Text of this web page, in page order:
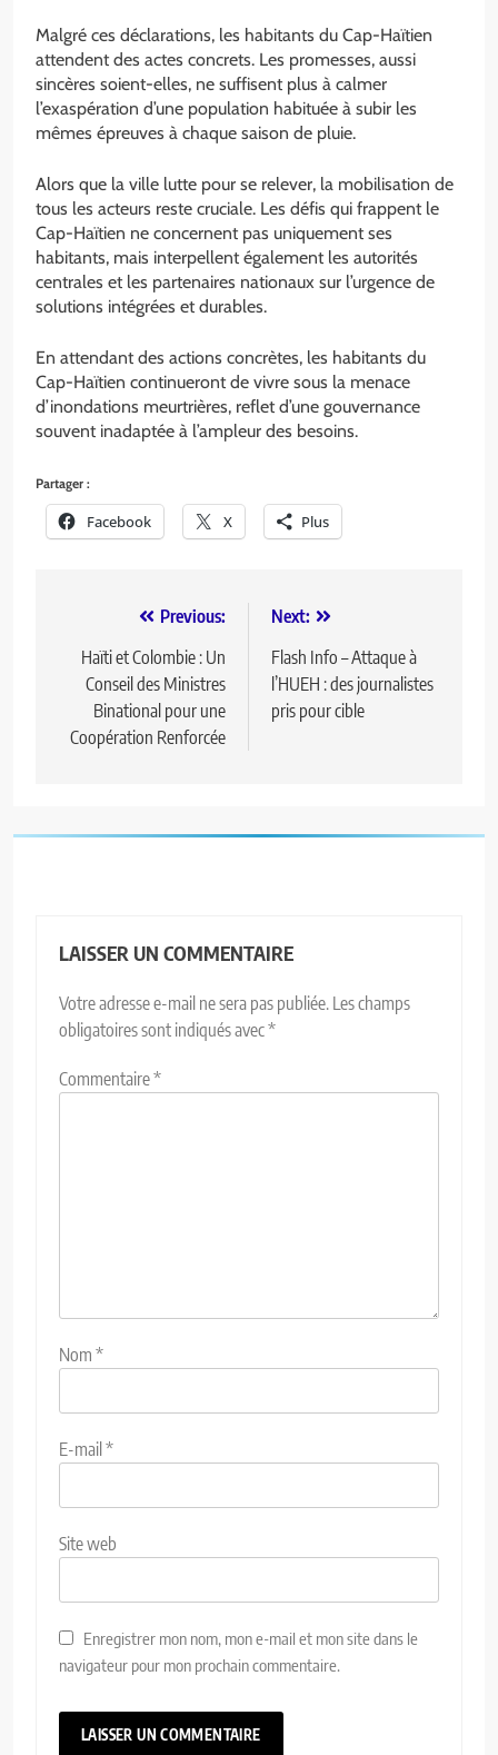
Malgré ces déclarations, les habitants du Cap-Haïtien
attendent des actes concrets. Les promesses, aussi
sincères soient-elles, ne suffisent plus à calmer
l’exaspération d’une population habituée à subir les
mêmes épreuves à chaque saison de pluie.
Alors que la ville lutte pour se relever, la mobilisation de
tous les acteurs reste cruciale. Les défis qui frappent le
Cap-Haïtien ne concernent pas uniquement ses
habitants, mais interpellent également les autorités
centrales et les partenaires nationaux sur l’urgence de
solutions intégrées et durables.
En attendant des actions concrètes, les habitants du
Cap-Haïtien continueront de vivre sous la menace
d’inondations meurtrières, reflet d’une gouvernance
souvent inadaptée à l’ampleur des besoins.
Partager :
Facebook X Plus
Previous:
Haïti et Colombie : Un
Conseil des Ministres
Binational pour une
Coopération Renforcée
Next:
Flash Info – Attaque à
l’HUEH : des journalistes
pris pour cible
LAISSER UN COMMENTAIRE
Votre adresse e-mail ne sera pas publiée. Les champs
obligatoires sont indiqués avec*
Commentaire*
Nom *
E-mail *
Site web
Enregistrer mon nom, mon e-mail et mon site dans le
navigateur pour mon prochain commentaire.